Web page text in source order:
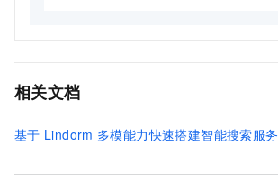
相关文档
基于 Lindorm 多模能力快速搭建智能搜索服务